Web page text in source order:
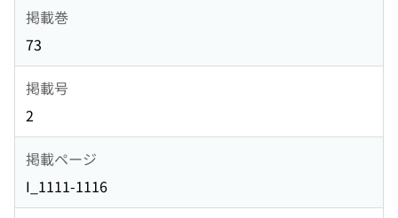
掲載巻
73
掲載号
2
掲載ページ
I_1111-1116